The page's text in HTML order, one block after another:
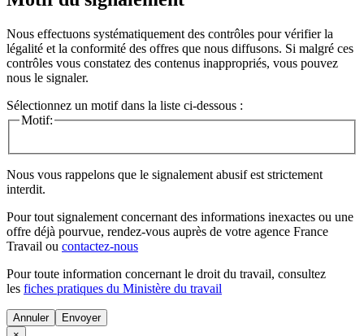
Nous effectuons systématiquement des contrôles pour vérifier la
légalité et la conformité des offres que nous diffusons. Si malgré ces
contrôles vous constatez des contenus inappropriés, vous pouvez
nous le signaler.
Sélectionnez un motif dans la liste ci-dessous :
Motif:
Nous vous rappelons que le signalement abusif est strictement
interdit.
Pour tout signalement concernant des informations inexactes ou une
offre déjà pourvue, rendez-vous auprès de votre agence France
Travail ou contactez-nous
Pour toute information concernant le droit du travail, consultez
les fiches pratiques du Ministère du travail
Annuler